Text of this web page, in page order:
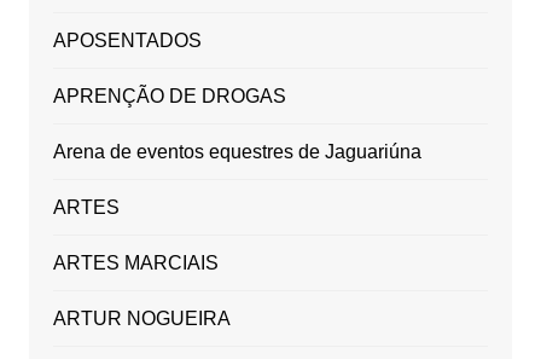
APOSENTADOS
APRENÇÃO DE DROGAS
Arena de eventos equestres de Jaguariúna
ARTES
ARTES MARCIAIS
ARTUR NOGUEIRA